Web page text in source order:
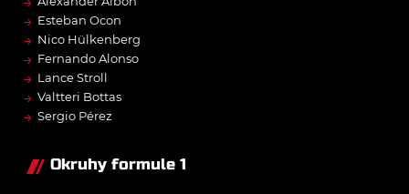
→ Esteban Ocon
→ Nico Hülkenberg
→ Fernando Alonso
→ Lance Stroll
→ Valtteri Bottas
→ Sergio Pérez
Okruhy formule 1